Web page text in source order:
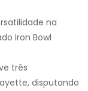
na
Iron Bowl
três
disputando